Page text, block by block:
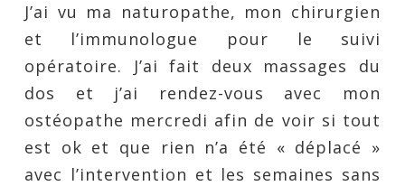
J’ai vu ma naturopathe, mon chirurgien
et l’immunologue pour le suivi
opératoire. J’ai fait deux massages du
dos et j’ai rendez-vous avec mon
ostéopathe mercredi afin de voir si tout
est ok et que rien n’a été « déplacé »
avec l’intervention et les semaines sans